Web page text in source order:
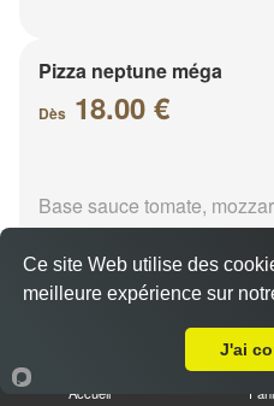
Pizza neptune méga
Dès 18.00 €
Base sauce tomate,
poivrons, olives
Pizza napolitaine méga
Accueil
Ce site Web utilise des
meilleure expérience sur
J'ai